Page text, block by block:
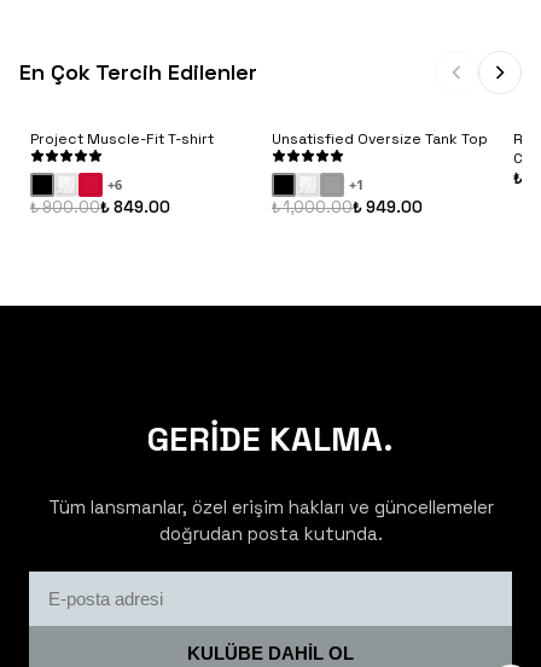
En Çok Tercih Edilenler
Project Muscle-Fit T-shirt
+6
₺ 900.00₺ 849.00
Unsatisfied Oversize Tank Top
+1
₺ 1,000.00₺ 949.00
₺
GERİDE KALMA.
Tüm lansmanlar, özel erişim hakları ve güncellemeler
doğrudan posta kutunda.
KULÜBE DAHİL OL